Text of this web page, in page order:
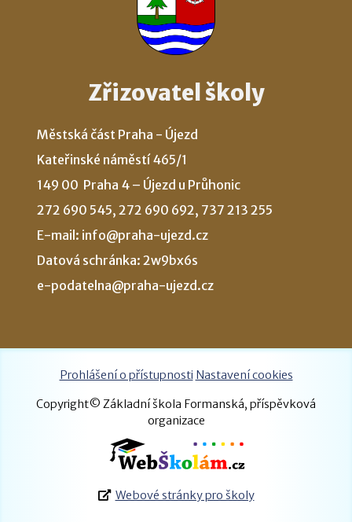
Zřizovatel školy
Městská část Praha - Újezd
Kateřinské náměstí 465/1
149 00 Praha 4 – Újezd u Průhonic
272 690 545, 272 690 692, 737 213 255
E-mail: info@praha-ujezd.cz
Datová schránka: 2w9bx6s
e-podatelna@praha-ujezd.cz
Prohlášení o přístupnosti Nastavení cookies
Copyright© Základní škola Formanská, příspěvková
organizace
Webové stránky pro školy